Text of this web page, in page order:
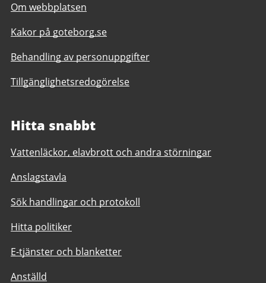
Om webbplatsen
Kakor på goteborg.se
Behandling av personuppgifter
Tillgänglighetsredogörelse
Hitta snabbt
Vattenläckor, elavbrott och andra störningar
Anslagstavla
Sök handlingar och protokoll
Hitta politiker
E-tjänster och blanketter
Anställd